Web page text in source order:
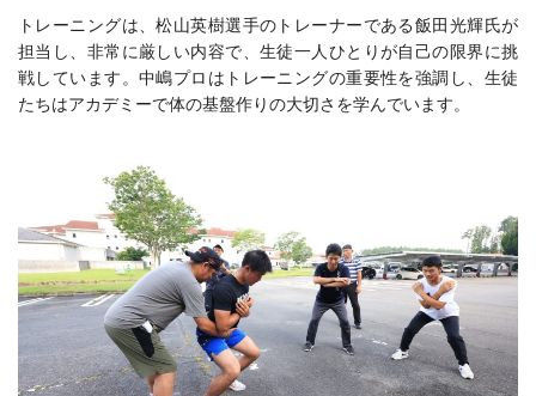
トレーニングは、松山英樹選手のトレーナーである飯田光輝氏が
担当し、非常に厳しい内容で、生徒一人ひとりが自己の限界に挑
戦しています。中嶋プロはトレーニングの重要性を強調し、生徒
たちはアカデミーで体の基盤作りの大切さを学んでいます。